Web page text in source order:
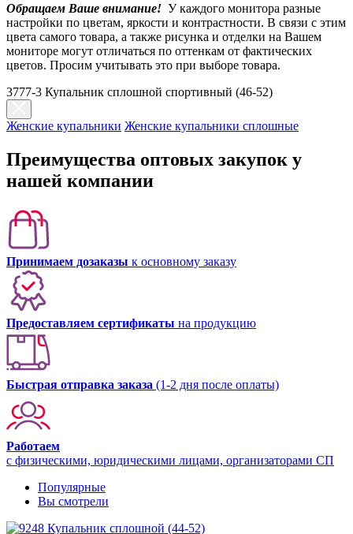
Обращаем Ваше внимание! У каждого монитора разные
настройки по цветам, яркости и контрастности. В связи с этим
цвета самого товара, а также рисунка и отделки на Вашем
мониторе могут отличаться по оттенкам от фактических
цветов. Просим учитывать это при выборе товара.
3777-3 Купальник сплошной спортивный (46-52)
Женские купальники Женские купальники сплошные
Преимущества оптовых закупок у
нашей компании
Принимаем дозаказы к основному заказу
Предоставляем сертификаты на продукцию
Быстрая отправка заказа (1-2 дня после оплаты)
Работаем
с физическими, юридическими лицами, организаторами СП
Популярные
Вы смотрели